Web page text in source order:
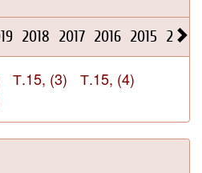
2018 2017 2016 2015 2014
Т.15, (3)
Т.15, (4)